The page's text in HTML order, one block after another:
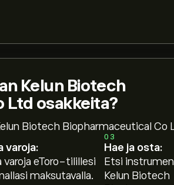
Kelun Biotech
Ltd osakkeita?
Biotech Biopharmaceutical Co
varoja:
varoja eToro-tilillesi
maksutavalla.
03
Hae ja osta:
Etsi
Kelun Biotech
539.50‎$‎.